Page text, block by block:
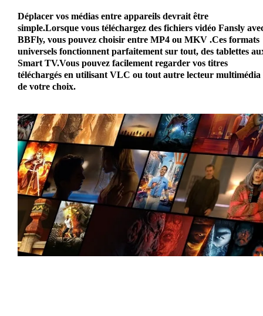
Déplacer vos médias entre appareils devrait être
simple.Lorsque vous téléchargez des fichiers vidéo Fansly
BBFly, vous pouvez choisir entre MP4 ou MKV .Ces formats
universels fonctionnent parfaitement sur tout, des tablettes
Smart TV.Vous pouvez facilement regarder vos titres
téléchargés en utilisant VLC ou tout autre lecteur multimédia
de votre choix.